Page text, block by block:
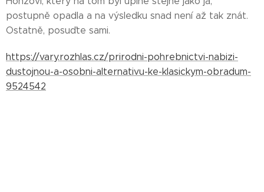
postupně opadla a na výsledku snad není až tak znát.
Ostatně, posuďte sami.
https://vary.rozhlas.cz/prirodni-pohrebnictvi-nabizi-
dustojnou-a-osobni-alternativu-ke-klasickym-obradum-
9524542